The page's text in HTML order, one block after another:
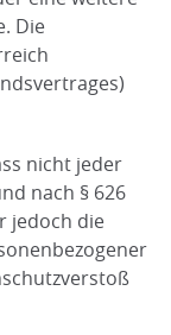
Die
nicht jeder
nach § 626
jedoch die